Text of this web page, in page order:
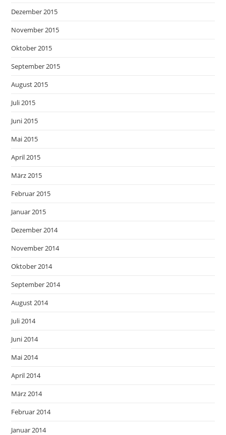
Dezember 2015
November 2015
Oktober 2015
September 2015
August 2015
Juli 2015
Juni 2015
Mai 2015
April 2015
März 2015
Februar 2015
Januar 2015
Dezember 2014
November 2014
Oktober 2014
September 2014
August 2014
Juli 2014
Juni 2014
Mai 2014
April 2014
März 2014
Februar 2014
Januar 2014